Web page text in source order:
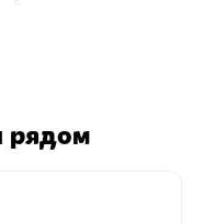
рядом